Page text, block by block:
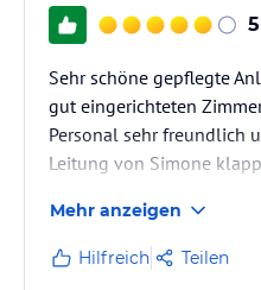
5
Sehr schöne gepflegte
gut eingerichteten
Personal sehr freundlich
Leitung von Simone
sehr bemüht. Das Essen
aber sehr lecker. Einzige
aber nicht an der Anlage,
Mehr anzeigen
Hilfreich Teilen